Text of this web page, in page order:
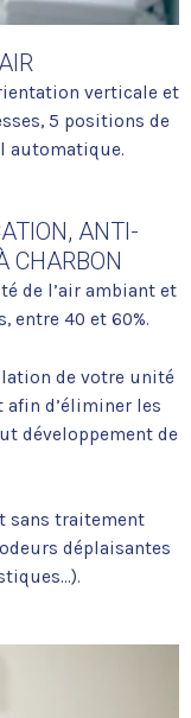
verticale et
5 positions de
automatique.
ANTI-
CHARBON
de l’air ambiant et
entre 40 et 60%.
de votre unité
d’éliminer les
développement de
sans traitement
déplaisantes